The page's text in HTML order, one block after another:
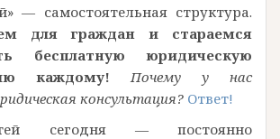
— самостоятельная структура.
для граждан и стараемся
бесплатную юридическую
каждому!Почему у нас
консультация? Ответ!
сегодня — постоянно